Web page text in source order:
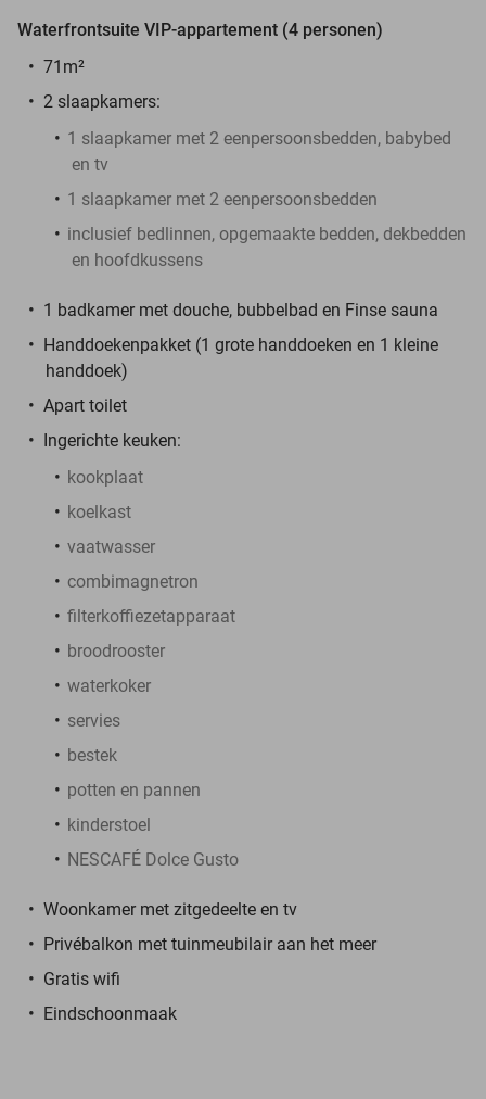
Waterfrontsuite VIP-appartement (4 personen)
71m²
2 slaapkamers:
1 slaapkamer met 2 eenpersoonsbedden, babybed
en tv
1 slaapkamer met 2 eenpersoonsbedden
inclusief bedlinnen, opgemaakte bedden, dekbedden
en hoofdkussens
1 badkamer met douche, bubbelbad en Finse sauna
Handdoekenpakket (1 grote handdoeken en 1 kleine
handdoek)
Apart toilet
Ingerichte keuken:
kookplaat
koelkast
vaatwasser
combimagnetron
filterkoffiezetapparaat
broodrooster
waterkoker
servies
bestek
potten en pannen
kinderstoel
NESCAFÉ Dolce Gusto
Woonkamer met zitgedeelte en tv
Privébalkon met tuinmeubilair aan het meer
Gratis wifi
Eindschoonmaak